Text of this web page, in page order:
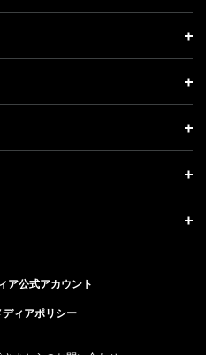
」
ア公式アカウント
ィアポリシー